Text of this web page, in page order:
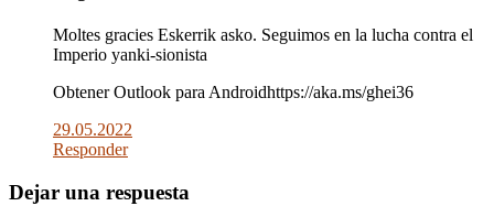
Moltes gracies Eskerrik asko. Seguimos en la lucha contra el
Imperio yanki-sionista
Obtener Outlook para Androidhttps://aka.ms/ghei36
29.05.2022
Responder
Dejar una respuesta